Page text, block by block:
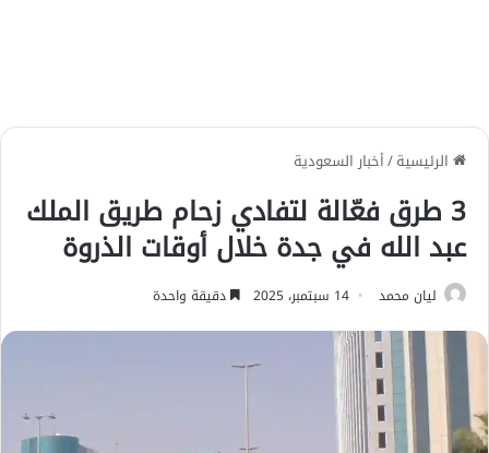
الرئيسية/أخبار السعودية
3 طرق فعّالة لتفادي زحام طريق الملك
عبد الله في جدة خلال أوقات الذروة
ليان محمد 14 سبتمبر، 2025 دقيقة واحدة